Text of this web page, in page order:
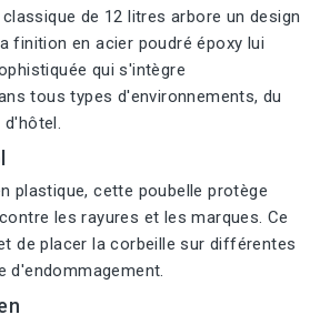
de 12 litres arbore un design
finition en acier poudré époxy lui
qui s'intègre
tous types d'environnements, du
d'hôtel.
plastique, cette poubelle protège
les rayures et les marques. Ce
de placer la corbeille sur différentes
d'endommagement.